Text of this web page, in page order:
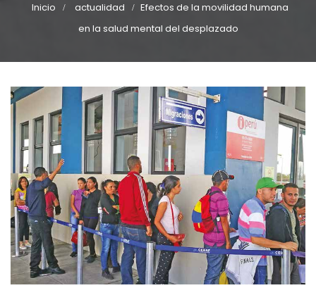
Inicio actualidad
Efectos de la movilidad humana
en la salud mental del desplazado